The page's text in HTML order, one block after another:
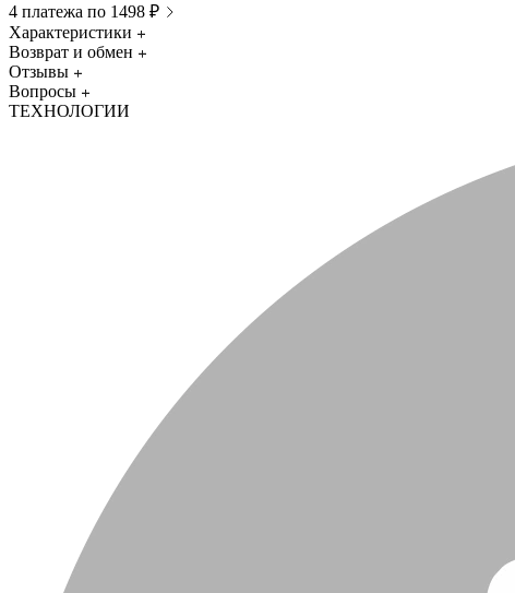
4 платежа по 1498 ₽
Характеристики
Возврат и обмен
Отзывы
Вопросы
ТЕХНОЛОГИИ